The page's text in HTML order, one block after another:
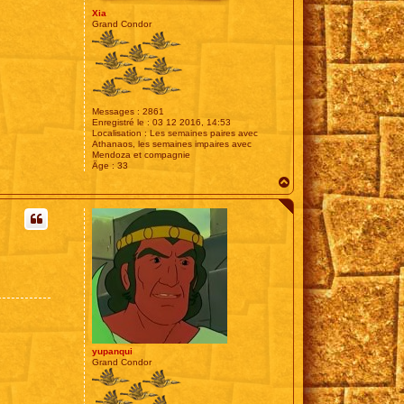
Xia
Grand Condor
Messages : 2861
Enregistré le : 03 12 2016, 14:53
Localisation : Les semaines paires avec
Athanaos, les semaines impaires avec
Mendoza et compagnie
Âge : 33
a
u
yupanqui
Grand Condor